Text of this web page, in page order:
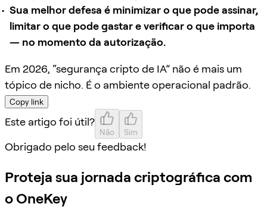
Sua melhor defesa é minimizar o que pode assinar,
limitar o que pode gastar e verificar o que importa
— no momento da autorização.
Em 2026, “segurança cripto de IA” não é mais um
tópico de nicho. É o ambiente operacional padrão.
Copy link
Este artigo foi útil?
Não Sim
Obrigado pelo seu feedback!
Proteja sua jornada criptográfica com
o OneKey